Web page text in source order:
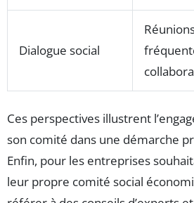
Dialogue social
Ces perspectives illustrent
son comité dans une démarche
Enfin, pour les entreprises
leur propre comité social